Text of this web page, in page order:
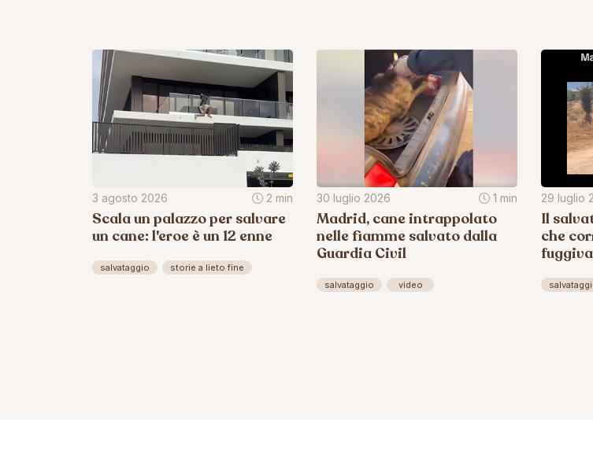
3 agosto 2026 2 min
Scala un palazzo per salvare
un cane: l'eroe è un 12 enne
salvataggio storie a lieto fine
30 luglio 2026 1 min
Madrid, cane intrappolato
nelle fiamme salvato dalla
Guardia Civil
salvataggio video
29 luglio
Il
che